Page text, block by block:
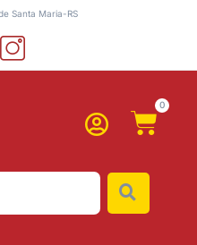
Santa Maria-RS
0